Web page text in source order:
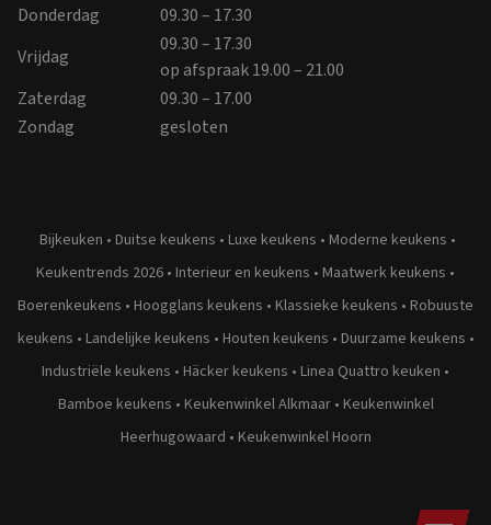
Donderdag
09.30 – 17.30
Vrijdag
09.30 – 17.30
op afspraak 19.00 – 21.00
Zaterdag
09.30 – 17.00
Zondag
gesloten
Bijkeuken • Duitse keukens • Luxe keukens • Moderne keukens •
Keukentrends 2026 • Interieur en keukens • Maatwerk keukens •
Boerenkeukens • Hoogglans keukens • Klassieke keukens • Robuuste
keukens • Landelijke keukens • Houten keukens • Duurzame keukens •
Industriële keukens • Häcker keukens • Linea Quattro keuken •
Bamboe keukens • Keukenwinkel Alkmaar• Keukenwinkel
Heerhugowaard • Keukenwinkel Hoorn